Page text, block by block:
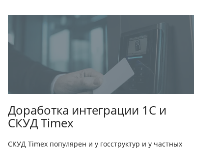
Доработка интеграции 1С и
СКУД Timex
СКУД Timex популярен и у госструктур и у частных